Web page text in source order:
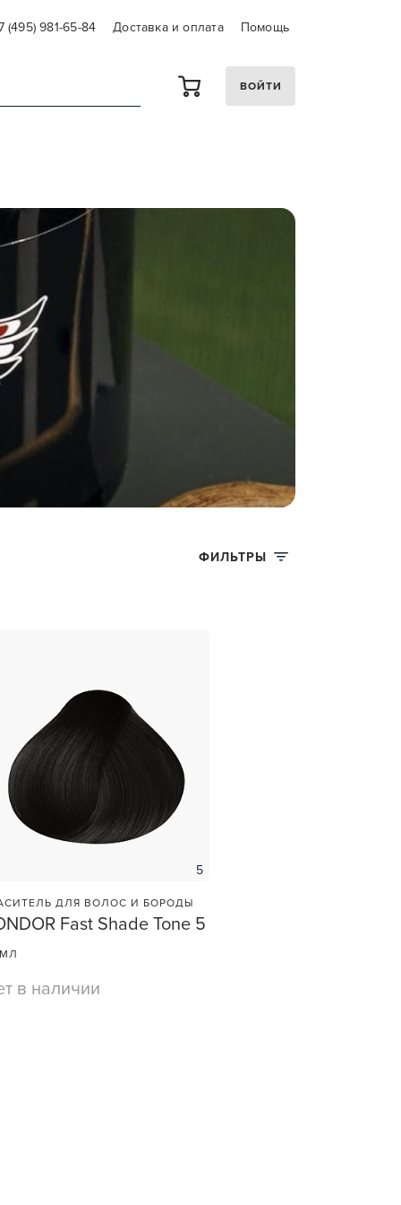
(495) 981-65-84 Доставка и оплата Помощь
ВОЙТИ
ФИЛЬТРЫ
5
ДЛЯ ВОЛОС И БОРОДЫ
Fast Shade Tone 5
в наличии
—